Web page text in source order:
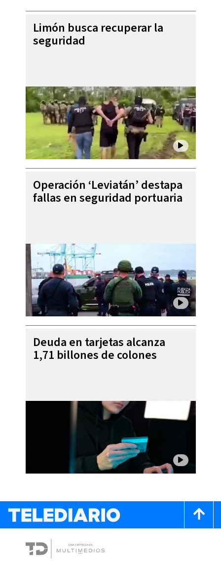
Limón busca recuperar la
seguridad
Operación ‘Leviatán’ destapa
fallas en seguridad portuaria
Deuda en tarjetas alcanza
1,71 billones de colones